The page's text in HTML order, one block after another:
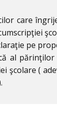
care
pe
al
şcolare (